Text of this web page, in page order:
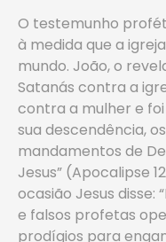
O testemunho
à medida que a
mundo. João, o
Satanás contra a
contra a mulher e
sua descendência,
mandamentos de
Jesus” (Apocalipse
ocasião Jesus disse:
e falsos profetas
prodígios para